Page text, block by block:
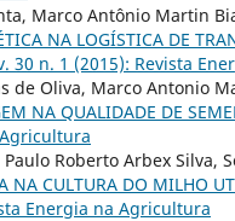
Marco Antônio Martin
NA LOGÍSTICA DE
v. 30 n. 1 (2015): Revista
de Oliva, Marco Antonio
NA QUALIDADE DE
Roberto Arbex Silva,
NA CULTURA DO MILHO
Energia na Agricultura